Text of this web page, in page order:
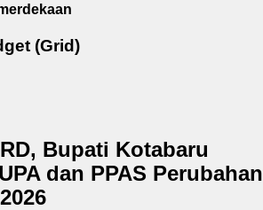
(Grid)
Bupati Kotabaru
dan PPAS Perubahan